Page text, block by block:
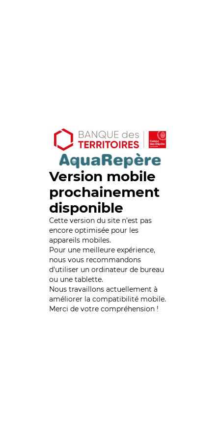
Version mobile
prochainement
disponible
Cette version du site n’est pas
encore optimisée pour les
appareils mobiles.
Pour une meilleure expérience,
nous vous recommandons
d'utiliser un ordinateur de bureau
ou une tablette.
Nous travaillons actuellement à
améliorer la compatibilité mobile.
Merci de votre compréhension !